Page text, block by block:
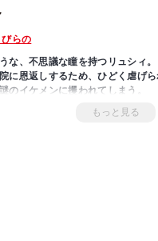
びらの
な、不思議な瞳を持つリュシィ。
に恩返しするため、ひどく虐げ
のイケメンに攫われてしまう。
もっと見る